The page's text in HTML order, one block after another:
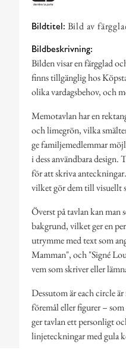
Bildtitel: Bild av
Bildbeskrivning:
Bilden visar en färgglad
finns tillgänglig hos
olika vardagsbehov, och
Memotavlan har en
och limegrön, vilka
ge familjemedlemmar
i dess användbara design.
för att skriva
vilket gör dem till visuellt
Överst på tavlan kan man
bakgrund, vilket ger en
utrymme med text som
Mamman", och "Signé
vem som skriver eller
Dessutom är each circle
föremål eller figurer –
ger tavlan ett personligt
linjeteckningar med gula